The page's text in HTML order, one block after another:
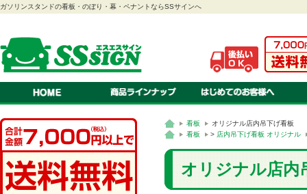
ガソリンスタンドの看板・のぼり・幕・ペナントならSSサインへ
のぼり
幕
ペナント
連続旗・オープン幕
紅白幕
スクリーン看板
A型看板
スタンド看板
ステッカー
看板
吸盤付きカードケース
LEDパネル
ロールスクリーン
車検証ホルダー
はっぴ・腕章
テント
カタログスタンド
て
オリジナル 注文のながれ
オリジナル 書体・色見本
オリジナル 対応ソフト
オリジナル 入稿の方法・種
プ
看板
オリジナル店内吊下げ看板
看板
> 店内吊下げ看板 オリジナル
オリジナル店内